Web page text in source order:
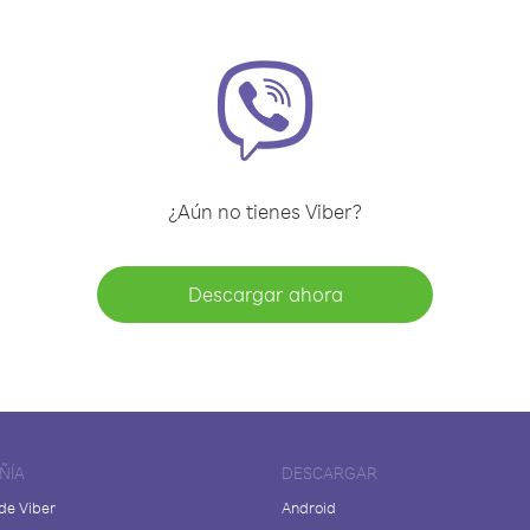
¿Aún no tienes Viber?
Descargar ahora
Viber
DESCARGAR
Android